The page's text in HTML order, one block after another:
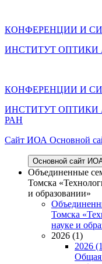
КОНФЕРЕНЦИИ И
ИНСТИТУТ ОПТИКИ
КОНФЕРЕНЦИИ И
ИНСТИТУТ
РАН
Cайт ИОА Основной
Основной сайт
Объединенные
Томска
и образовании»
Томска
науке и
2026 (1)
2026